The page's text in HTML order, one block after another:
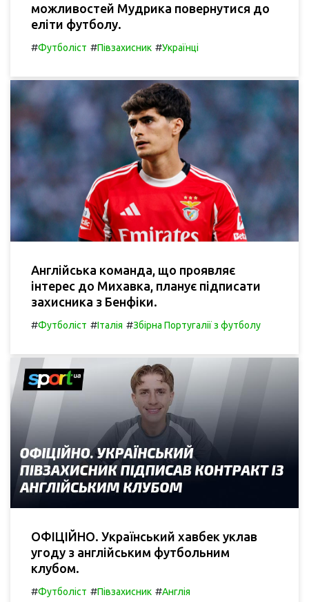
можливостей Мудрика повернутися до
еліти футболу.
#Футболіст #Півзахисник #Українці
Англійська команда, що проявляє
інтерес до Михавка, планує підписати
захисника з Бенфіки.
#Футболіст #Італія #Збірна Португалії з футболу
ОФІЦІЙНО. Український хавбек уклав
угоду з англійським футбольним
клубом.
#Футболіст #Півзахисник #Англія